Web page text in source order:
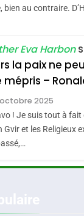
Accords
l’alliance
s’étendre
ISRAÉL JUDAISME
2025,
meurtrière
FIÈRE,
bien au contraire.
Eva Harbon
la paix ne
mépris –
2025
! Je suis tout à fait
Gvir et les Religieux
CE QUI
JUDAISME
Maroc :
Tafraout,
Azilal
du terroir
DAFINA MAROC
Oeil